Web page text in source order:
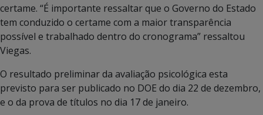
certame. “É importante ressaltar que o Governo do Estado
tem conduzido o certame com a maior transparência
possível e trabalhado dentro do cronograma” ressaltou
Viegas.
O resultado preliminar da avaliação psicológica esta
previsto para ser publicado no DOE do dia 22 de dezembro,
e o da prova de títulos no dia 17 de janeiro.